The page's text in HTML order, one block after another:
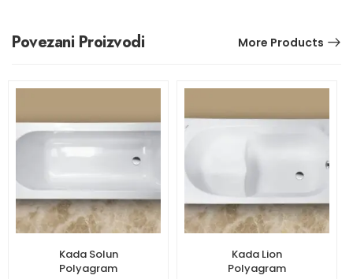
Povezani Proizvodi More Products
Kada Solun
Polyagram
Kada Lion
Polyagram